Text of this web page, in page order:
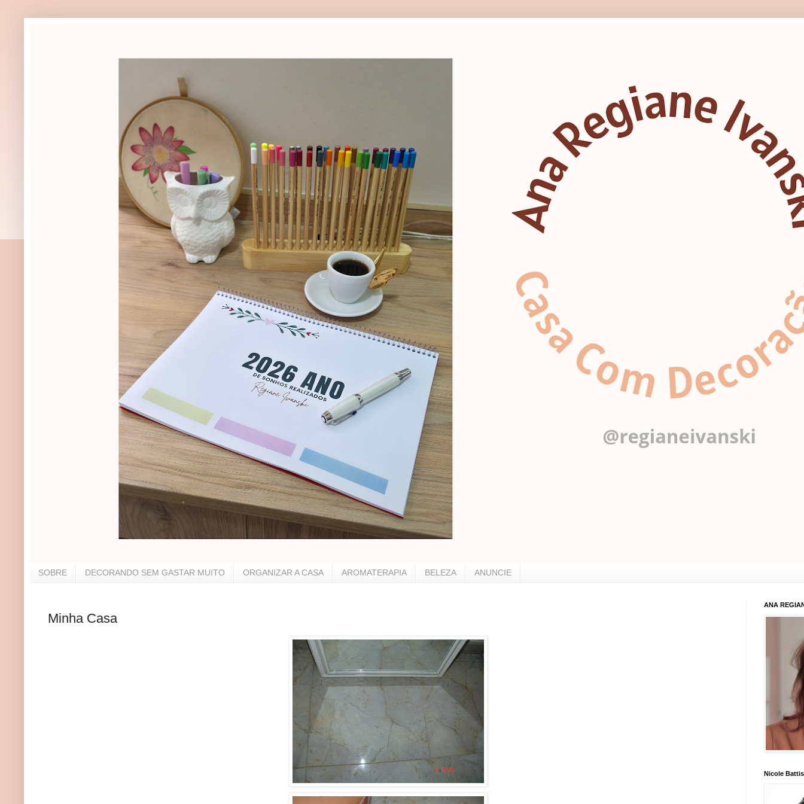
SOBRE DECORANDO SEM GASTAR MUITO ORGANIZAR A CASA AROMATERAPIA BELEZA ANUNCIE
Minha Casa
ANA
Nicole